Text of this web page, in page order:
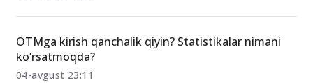
OTMga kirish qanchalik qiyin? Statistikalar nimani
ko‘rsatmoqda?
04-avgust 23:11